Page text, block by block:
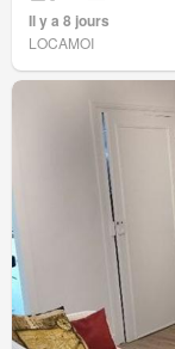
Il y a 8 jours
LOCAMOI